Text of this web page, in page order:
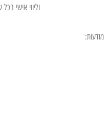
וליווי אישי
מודעות: